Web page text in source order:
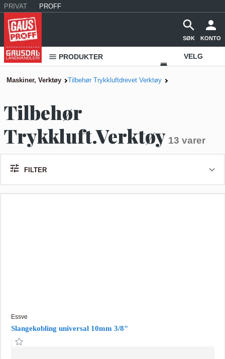
PRIVAT PROFF
SØK KONTO
PRODUKTER VELG
Maskiner, Verktøy Tilbehør Trykkluftdrevet Verktøy
Tilbehør
Trykkluft.Verktøy 13 varer
FILTER
Essve
Slangekobling universal 10mm 3/8"